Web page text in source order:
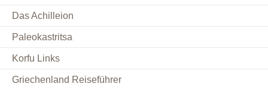
Das Achilleion
Paleokastritsa
Korfu Links
Griechenland Reiseführer